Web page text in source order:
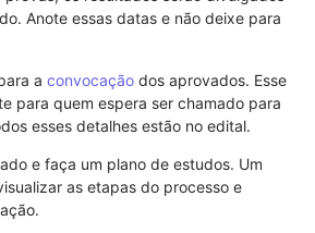
Anote essas datas e não deixe para
a convocação dos aprovados. Esse
para quem espera ser chamado para
esses detalhes estão no edital.
e faça um plano de estudos. Um
as etapas do processo e